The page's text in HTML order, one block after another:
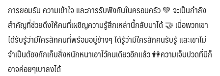
การยอมรับ ความเข้าใจ และการรับฟังกันในครอบครัว 💚 จะเป็นกำลัง
สำคัญที่ช่วยดึงให้คนที่เผชิญความรู้สึกเหล่านี้กลับมาได้ 🤝 เมื่อพวกเขา
ได้รับรู้ว่ามีใครสักคนที่พร้อมอยู่ข้างๆ ได้รู้ว่ามีใครสักคนรับรู้ และเขาไม่
จำเป็นต้องกักเก็บสิ่งหนักหนาเอาไว้คนเดียวอีกแล้ว 👭ความเจ็บปวดที่มีก็
อาจค่อยๆเบาลงได้